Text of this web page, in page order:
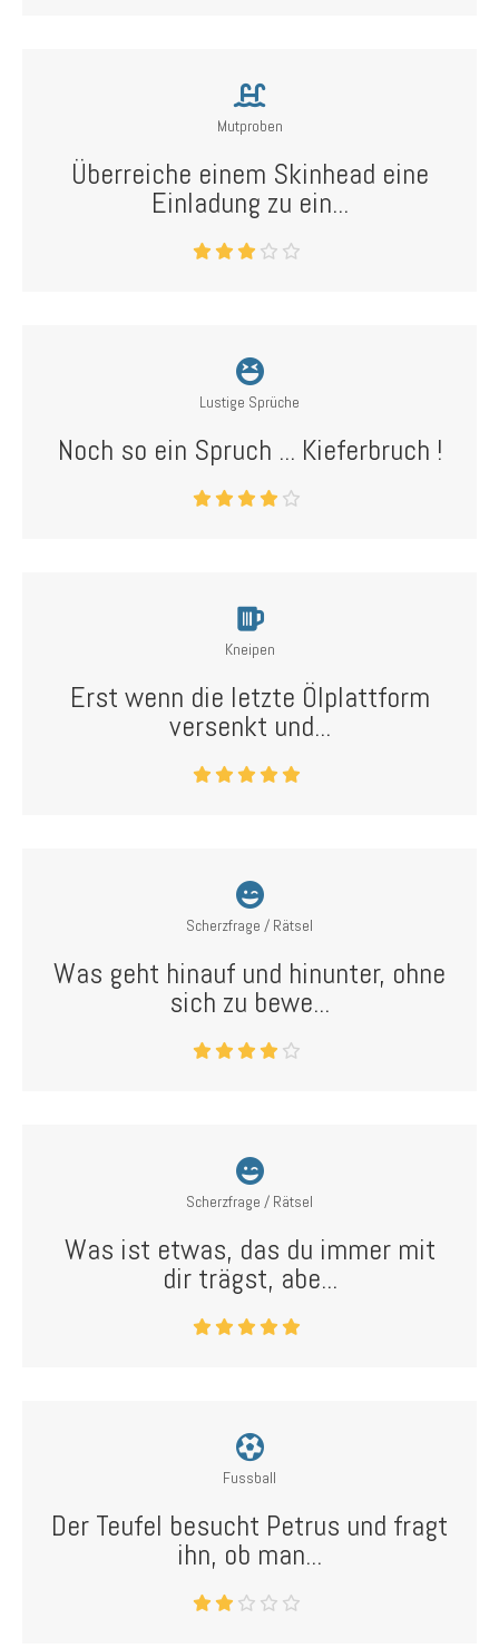
Mutproben
Überreiche einem Skinhead eine
Einladung zu ein...
Lustige Sprüche
Noch so ein Spruch ... Kieferbruch !
Kneipen
Erst wenn die letzte Ölplattform
versenkt und...
Scherzfrage / Rätsel
Was geht hinauf und hinunter, ohne
sich zu bewe...
Scherzfrage / Rätsel
Was ist etwas, das du immer mit
dir trägst, abe...
Fussball
Der Teufel besucht Petrus und fragt
ihn, ob man...